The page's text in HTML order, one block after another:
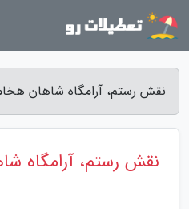
نقش رستم، آرامگاه شاهان
نقش رستم، آرامگاه